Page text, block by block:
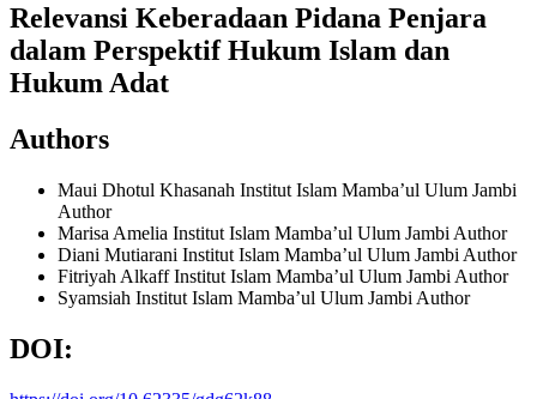
Relevansi Keberadaan Pidana Penjara
dalam Perspektif Hukum Islam dan
Hukum Adat
Authors
Maui Dhotul Khasanah Institut Islam Mamba’ul Ulum Jambi
Author
Marisa Amelia Institut Islam Mamba’ul Ulum Jambi Author
Diani Mutiarani Institut Islam Mamba’ul Ulum Jambi Author
Fitriyah AlkaffInstitut Islam Mamba’ul Ulum Jambi Author
Syamsiah Institut Islam Mamba’ul Ulum Jambi Author
DOI: